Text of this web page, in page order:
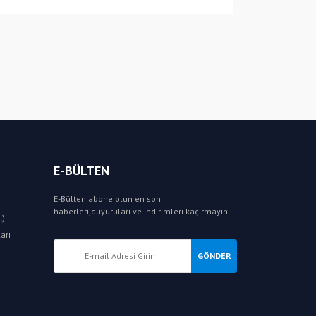
E-BÜLTEN
E-Bülten abone olun en son
haberleri,duyuruları ve indirimleri kaçırmayın.
GÖNDER